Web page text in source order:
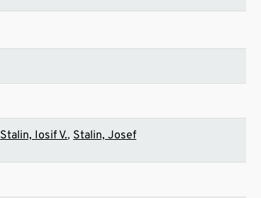
Stalin, Iosif V. Stalin, Josef